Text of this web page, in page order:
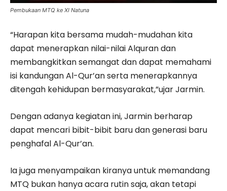
Pembukaan MTQ ke XI Natuna
“Harapan kita bersama mudah-mudahan kita
dapat menerapkan nilai-nilai Alquran dan
membangkitkan semangat dan dapat memahami
isi kandungan Al-Qur’an serta menerapkannya
ditengah kehidupan bermasyarakat,”ujar Jarmin.
Dengan adanya kegiatan ini, Jarmin berharap
dapat mencari bibit-bibit baru dan generasi baru
penghafal Al-Qur’an.
Ia juga menyampaikan kiranya untuk memandang
MTQ bukan hanya acara rutin saja, akan tetapi